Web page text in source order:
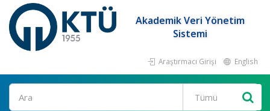
Akademik Veri Yönetim
Sistemi
Araştırmacı Girişi English
Ara